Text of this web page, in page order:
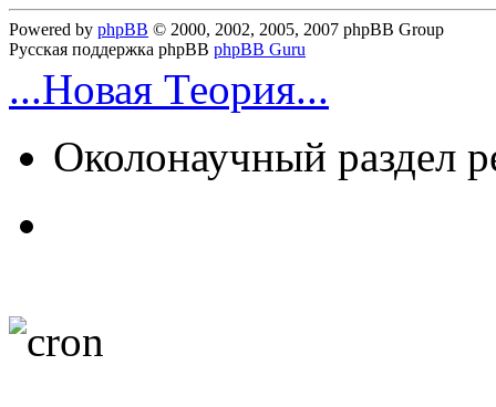
Powered by phpBB © 2000, 2002, 2005, 2007 phpBB Group
Русская поддержка phpBB phpBB Guru
...Новая Теория...
Околонаучный раздел